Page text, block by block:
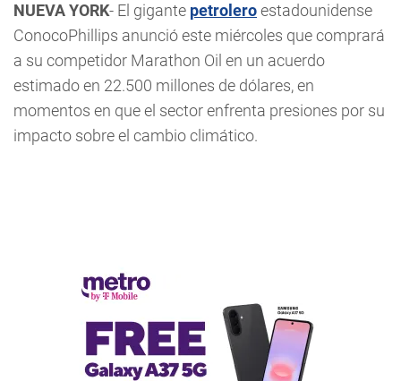
NUEVA YORK- El gigante petroleroestadounidense
ConocoPhillips anunció este miércoles que comprará
a su competidor Marathon Oil en un acuerdo
estimado en 22.500 millones de dólares, en
momentos en que el sector enfrenta presiones por su
impacto sobre el cambio climático.